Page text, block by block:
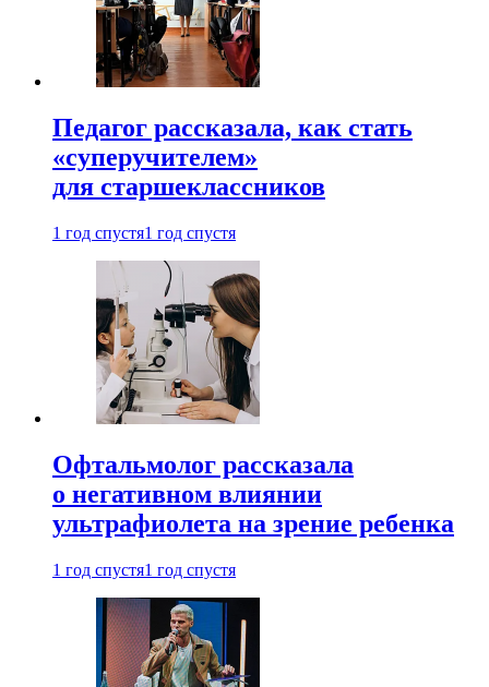
Педагог рассказала, как стать
«суперучителем»
для старшеклассников
1 год спустя1 год спустя
Офтальмолог рассказала
о негативном влиянии
ультрафиолета на зрение ребенка
1 год спустя1 год спустя